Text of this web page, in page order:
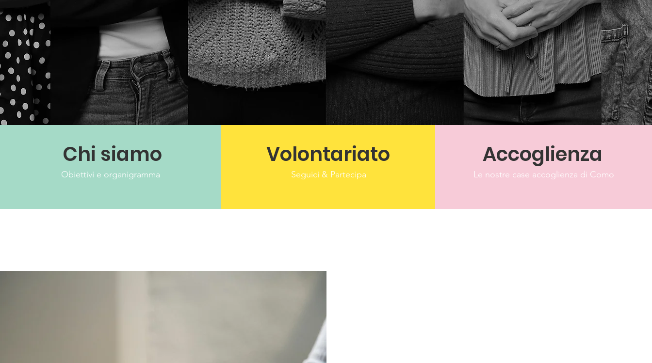
Chi siamo
Obiettivi e organigramma
Volontariato
Seguici & Partecipa
Accoglienza
Le nostre case accoglienza di Como